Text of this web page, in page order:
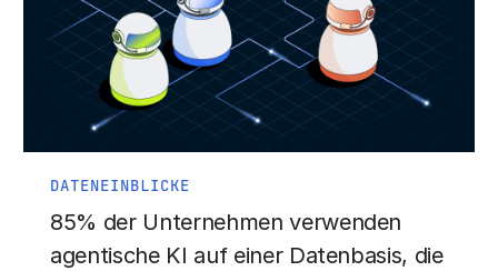
DATENEINBLICKE
85% der Unternehmen verwenden
agentische KI auf einer Datenbasis, die